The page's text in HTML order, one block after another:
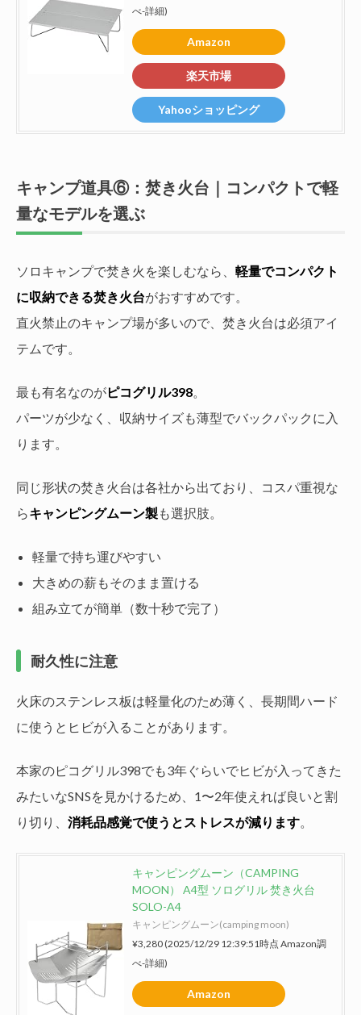
べ-詳細)
Amazon
楽天市場
Yahooショッピング
キャンプ道具⑥：焚き火台｜コンパクトで軽
量なモデルを選ぶ
ソロキャンプで焚き火を楽しむなら、 軽量でコンパクト
に収納できる焚き火台がおすすめです。
直火禁止のキャンプ場が多いので、焚き火台は必須アイ
テムです。
最も有名なのがピコグリル398
パーツが少なく、収納サイズも薄型でバックパックに入
ります。
同じ形状の焚き火台は各社から出ており、コスパ重視な
らキャンピングムーン製も選択肢。
軽量で持ち運びやすい
大きめの薪もそのまま置ける
組み立てが簡単（数十秒で完了）
耐久性に注意
火床のステンレス板は軽量化のため薄く、長期間ハード
に使うとヒビが入ることがあります。
本家のピコグリル398でも3年ぐらいでヒビが入ってきた
みたいなSNSを見かけるため、1〜2年使えれば良いと割
り切り、 消耗品感覚で使うとストレスが減ります
キャンピングムーン（CAMPING
MOON） A4型 ソログリル 焚き火台
SOLO-A4
キャンピングムーン(camping moon)
¥3,280(2025/12/29 12:39:51時点 Amazon調
べ-詳細)
Amazon